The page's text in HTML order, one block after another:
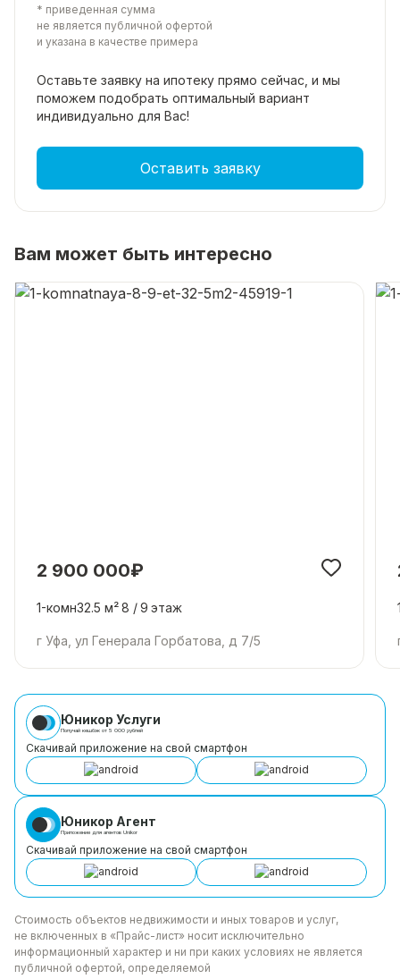
* приведенная сумма
не является публичной офертой
и указана в качестве примера
Оставьте заявку на ипотеку прямо сейчас, и мы
поможем подобрать оптимальный вариант
индивидуально для Вас!
Оставить заявку
Вам может быть интересно
2 900 000₽
1-комн32.5 м²8 /9 этаж
г Уфа, ул Генерала Горбатова, д 7/5
Юникор Услуги
Получай кешбэк от 5 000 рублей
Скачивай приложение на свой смартфон
Юникор Агент
Приложение для агентов Unikor
Скачивай приложение на свой смартфон
Стоимость объектов недвижимости и иных товаров и услуг,
не включенных в «Прайс-лист» носит исключительно
информационный характер и ни при каких условиях не является
публичной офертой, определяемой